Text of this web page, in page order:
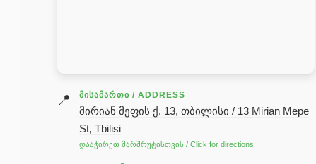
📍 ᲛᲘᲡᲐᲛᲐᲠᲗᲘ / ADDRESS
მირიან მეფის ქ. 13, თბილისი / 13 Mirian Mepe
St, Tbilisi
დააჭირეთ მარშრუტისთვის / Click for directions